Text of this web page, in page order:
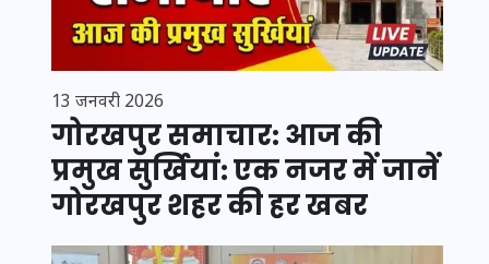
13 जनवरी 2026
गोरखपुर समाचार: आज की
प्रमुख सुर्खियां: एक नजर में जानें
गोरखपुर शहर की हर खबर